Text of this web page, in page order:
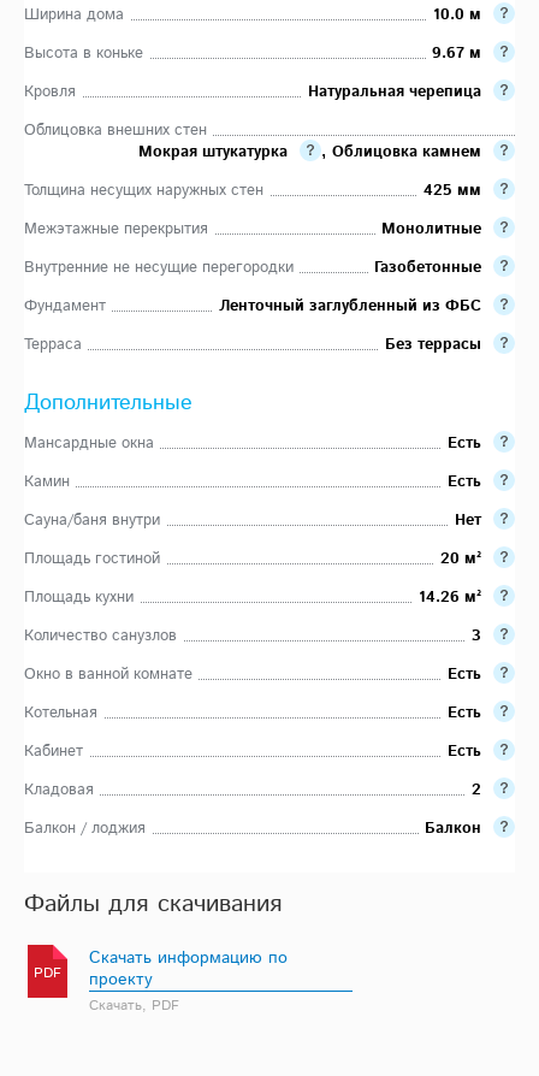
Ширина дома
10.0 м
Высота в коньке
9.67 м
Кровля
Натуральная черепица
Облицовка внешних стен
Мокрая штукатурка
, Облицовка камнем
Толщина несущих наружных стен
425 мм
Межэтажные перекрытия
Монолитные
Внутренние не несущие перегородки
Газобетонные
Фундамент
Ленточный заглубленный из ФБС
Терраса
Без террасы
Дополнительные
Мансардные окна
Есть
Камин
Есть
Сауна/баня внутри
Нет
Площадь гостиной
20 м²
Площадь кухни
14.26 м²
Количество санузлов
3
Окно в ванной комнате
Есть
Котельная
Есть
Кабинет
Есть
Кладовая
2
Балкон / лоджия
Балкон
Файлы для скачивания
PDF
Скачать информацию по
проекту
Скачать, PDF